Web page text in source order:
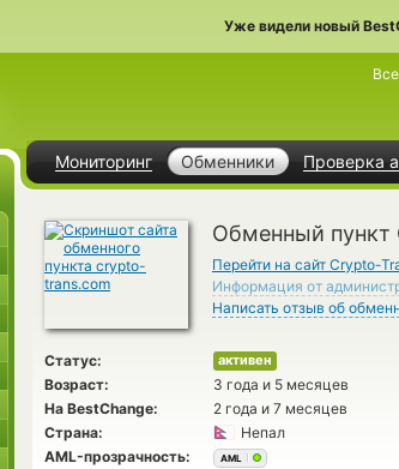
Уже видели новый
Мониторинг Обменники Проверка
Обменный пункт
Перейти на сайт Crypto-
Информация от
Написать отзыв об
Статус: активен
Возраст: 3 года и 5 месяцев
На BestChange: 2 года и 7 месяцев
Страна:
Непал
AML-прозрачность:
AML